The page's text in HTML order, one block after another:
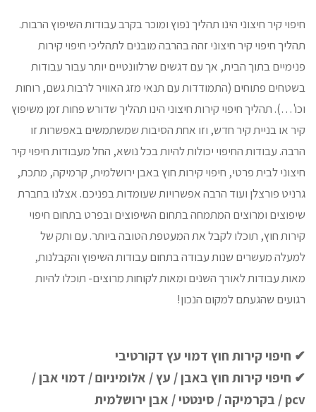
חיפוי קיר חיצוני הינו תהליך נפוץ ומוכר בקרב עבודות השיפוץ הרבות.
תהליך חיפוי קיר חיצוני זהה בהרבה מובנים לתהליכי חיפוי קירות
פנימיים בתוך הבית, אך עם דגשים שרלוונטיים יותר עבור עבודות
בשטחים פתוחים (התמודדות עם תנאי מזג האוויר לרבות גשם, רוחות
וכו'…). תהליך חיפוי קירות חיצוני הינו תהליך שדורש פחות זמן משיפוץ
קיר או בניית קיר חדש, וזו אחת הסיבות שמשתמשים באפשרות זו
הרבה. עבודות החיפוי יכולות להיות בכל נושא, החל מעבודות חיפוי קיר
חיצוני לבית פרטי, חיפוי קירות חוץ באבן ירושלמית, קרמיקה, מתכת,
גרניט פורצלן ועוד הרבה אפשרויות שעומדות בפניכם. אצלנו בחברת
שיפוצים ומרוצים המתמחה בתחום השיפוצים ובפרט בתחום חיפוי
קירות חוץ, תוכלו לקבל את המעטפת הטובה ביותר. עם ותק של
למעלה מעשרים שנות עבודה בתחום עבודות השיפוץ והקבלנות,
מאות עבודות לאורך השנים ומאות לקוחות מרוצים- תוכלו להיות
רגועים שהגעתם למקום הנכון!
✔ חיפוי קירות חוץ דמוי עץ דקורטיבי
✔ חיפוי קירות חוץ באבן / עץ / אלומיניום / דמוי אבן /
pcv / בקרמיקה / סינטטי / אבן ירושלמית